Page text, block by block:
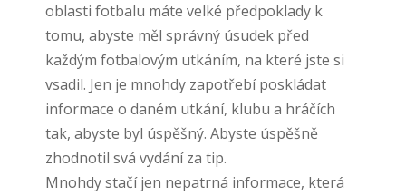
oblasti fotbalu máte velké předpoklady k
tomu, abyste měl správný úsudek před
každým fotbalovým utkáním, na které jste si
vsadil. Jen je mnohdy zapotřebí poskládat
informace o daném utkání, klubu a hráčích
tak, abyste byl úspěšný. Abyste úspěšně
zhodnotil svá vydání za tip.
Mnohdy stačí jen nepatrná informace, která